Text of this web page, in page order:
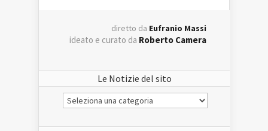
diretto da Eufranio Massi
ideato e curato da Roberto Camera
Le Notizie del sito
Le
Notizie